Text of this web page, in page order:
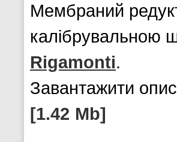
Мембраний
калібрувальною
Rigamonti.
Завантажити
[1.42 Mb]